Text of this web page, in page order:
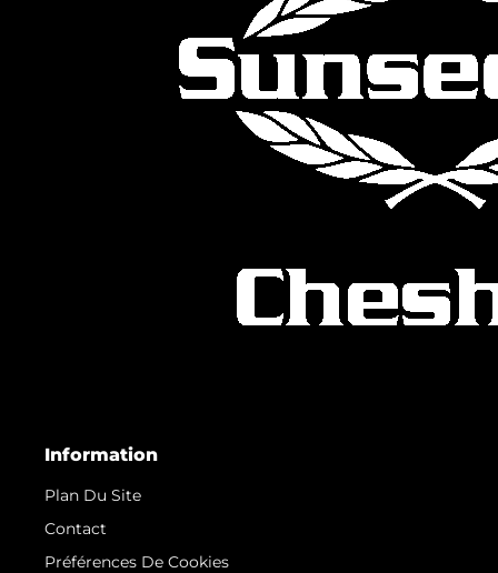
Information
Plan Du Site
Contact
Préférences De Cookies